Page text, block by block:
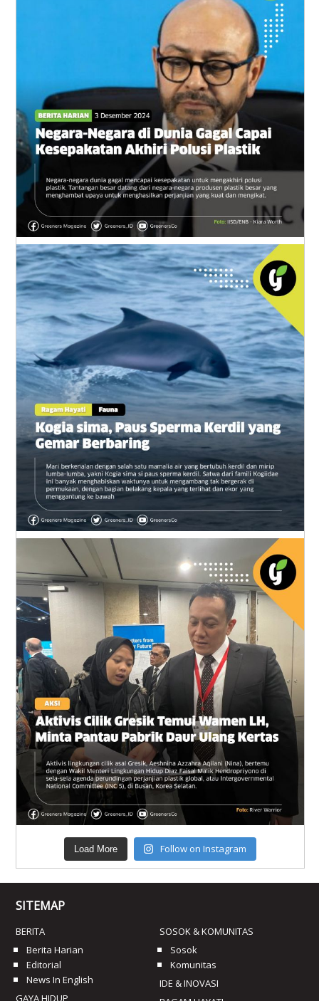
Load More Follow on Instagram
SITEMAP
BERITA
Berita Harian
Editorial
News In English
SOSOK & KOMUNITAS
Sosok
Komunitas
IDE & INOVASI